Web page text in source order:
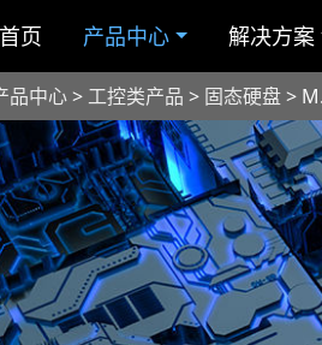
首页 产品中心 解决方案
品中心> 工控类产品 > 固态硬盘>